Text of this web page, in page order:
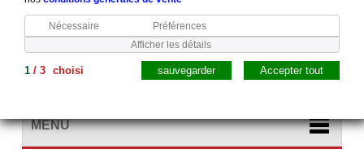
MENU
Nécessaire
Préférences
Afficher les détails
1 /3 choisi Accepter tout
sauvegarder